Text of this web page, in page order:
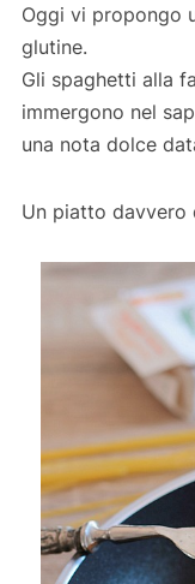
Oggi vi propongo
glutine.
Gli spaghetti alla
immergono nel
una nota dolce
Un piatto davvero